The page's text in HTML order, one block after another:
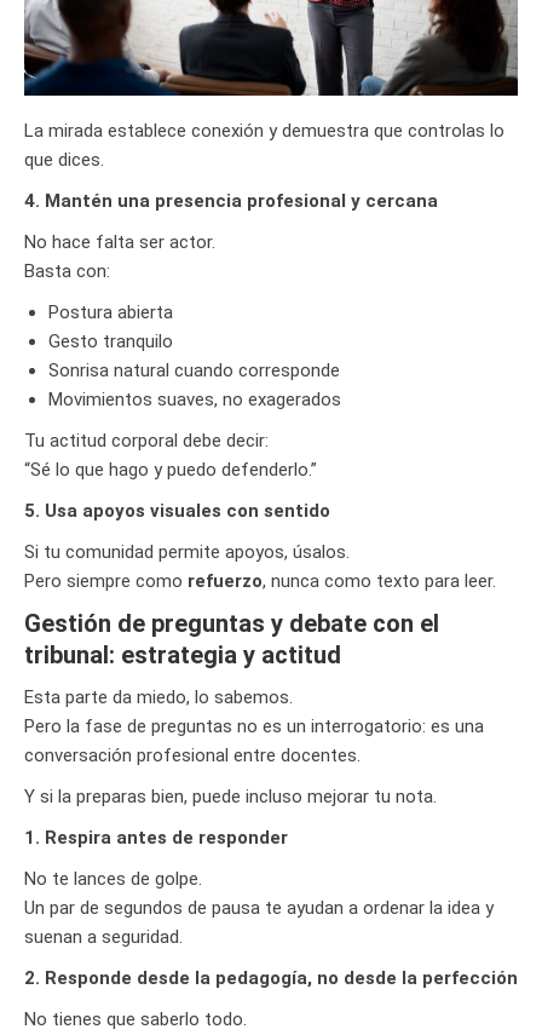
La mirada establece conexión y demuestra que controlas lo
que dices.
4. Mantén una presencia profesional y cercana
No hace falta ser actor.
Basta con:
Postura abierta
Gesto tranquilo
Sonrisa natural cuando corresponde
Movimientos suaves, no exagerados
Tu actitud corporal debe decir:
“Sé lo que hago y puedo defenderlo.”
5. Usa apoyos visuales con sentido
Si tu comunidad permite apoyos, úsalos.
Pero siempre como refuerzo, nunca como texto para leer.
Gestión de preguntas y debate con el
tribunal: estrategia y actitud
Esta parte da miedo, lo sabemos.
Pero la fase de preguntas no es un interrogatorio: es una
conversación profesional entre docentes.
Y si la preparas bien, puede incluso mejorar tu nota.
1. Respira antes de responder
No te lances de golpe.
Un par de segundos de pausa te ayudan a ordenar la idea y
suenan a seguridad.
2. Responde desde la pedagogía, no desde la perfección
No tienes que saberlo todo.